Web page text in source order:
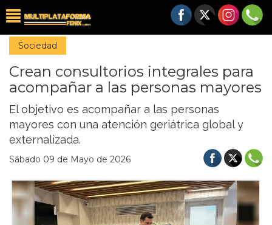
Sociedad
Crean consultorios integrales para
acompañar a las personas mayores
El objetivo es acompañar a las personas
mayores con una atención geriátrica global y
externalizada.
Sábado 09 de Mayo de 2026